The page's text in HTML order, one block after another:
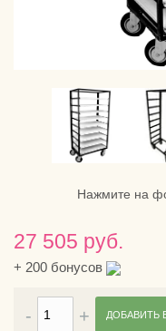
Нажмите на
27 505 руб.
+ 200 бонусов
ДОБАВИТЬ